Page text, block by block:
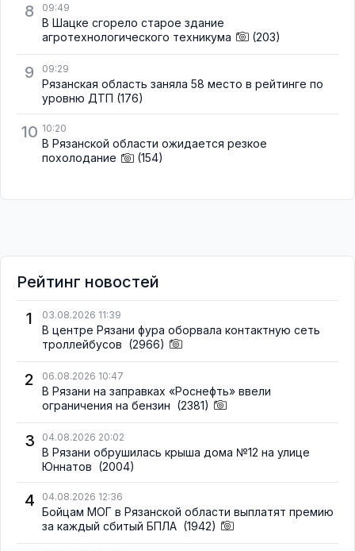
8 09:49
В Шацке сгорело старое здание
агротехнологического техникума
(203)
9 09:29
Рязанская область заняла 58 место в рейтинге по
уровню ДТП (176)
10 10:20
В Рязанской области ожидается резкое
похолодание
(154)
Рейтинг новостей
1
03.08.2026 11:39
В центре Рязани фура оборвала контактную сеть
троллейбусов (2966)
2 06.08.2026 10:47
В Рязани на заправках «Роснефть» ввели
ограничения на бензин (2381)
3 04.08.2026 20:02
В Рязани обрушилась крыша дома №12 на улице
Юннатов (2004)
4 04.08.2026 12:36
Бойцам МОГ в Рязанской области выплатят премию
за каждый сбитый БПЛА (1942)